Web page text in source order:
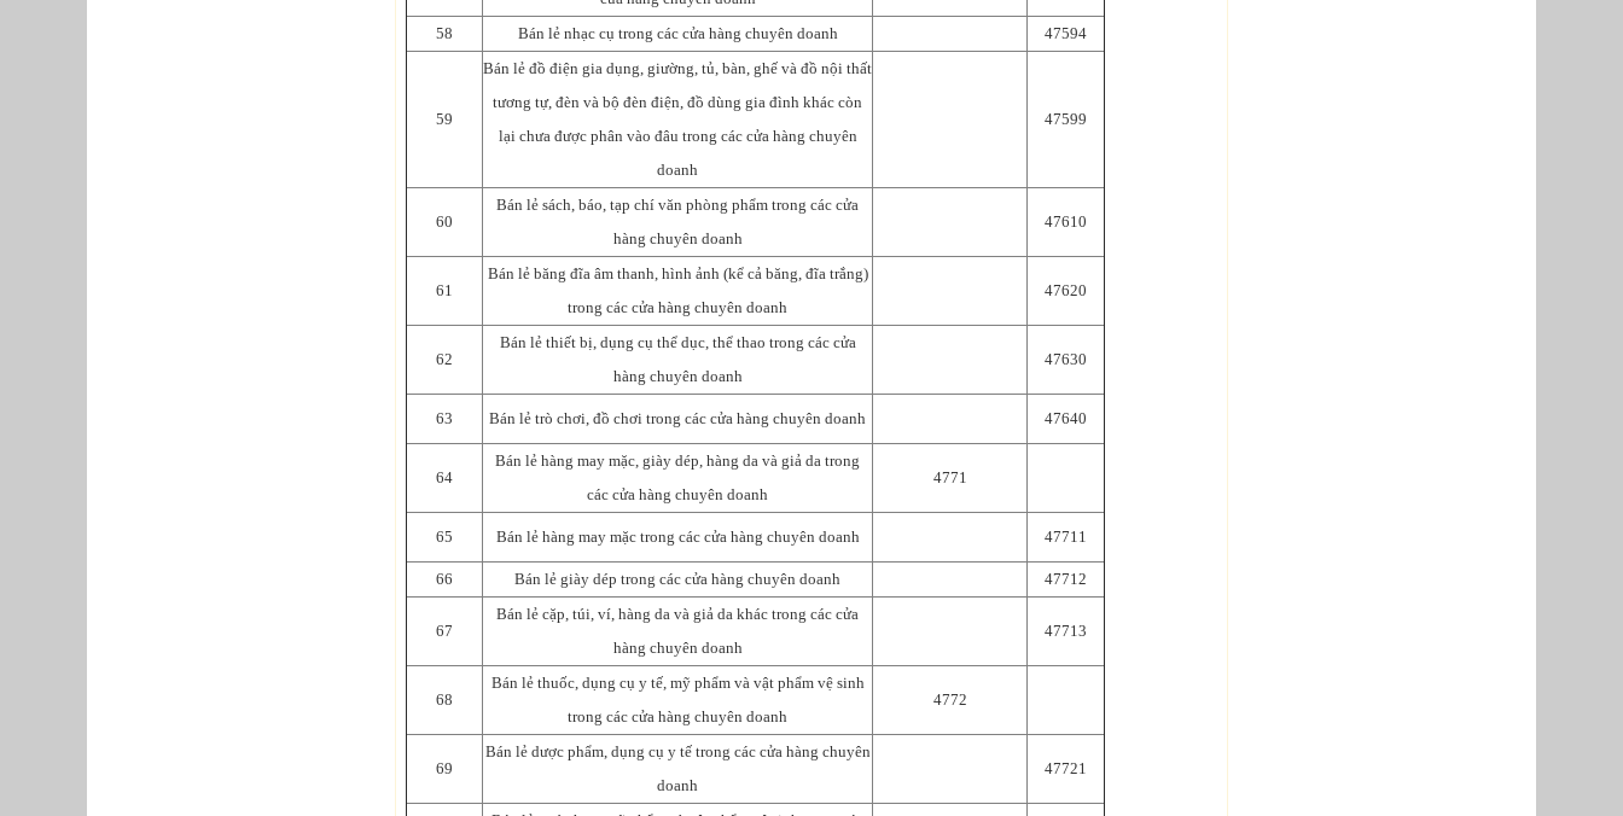
58 Bán lẻ nhạc cụ trong các cửa hàng chuyên doanh 47594
59
Bán lẻ đồ điện gia dụng, giường, tủ, bàn, ghế và đồ nội thất
tương tự, đèn và bộ đèn điện, đồ dùng gia đình khác còn
lại chưa được phân vào đâu trong các cửa hàng chuyên
doanh
47599
60
Bán lẻ sách, báo, tạp chí văn phòng phẩm trong các cửa
hàng chuyên doanh
47610
61
Bán lẻ băng đĩa âm thanh, hình ảnh (kể cả băng, đĩa trắng)
trong các cửa hàng chuyên doanh
47620
62
Bán lẻ thiết bị, dụng cụ thể dục, thể thao trong các cửa
hàng chuyên doanh
47630
63 Bán lẻ trò chơi, đồ chơi trong các cửa hàng chuyên doanh 47640
64
Bán lẻ hàng may mặc, giày dép, hàng da và giả da trong
các cửa hàng chuyên doanh
4771
65 Bán lẻ hàng may mặc trong các cửa hàng chuyên doanh 47711
66 Bán lẻ giày dép trong các cửa hàng chuyên doanh 47712
67
Bán lẻ cặp, túi, ví, hàng da và giả da khác trong các cửa
hàng chuyên doanh
47713
68
Bán lẻ thuốc, dụng cụ y tế, mỹ phẩm và vật phẩm vệ sinh
trong các cửa hàng chuyên doanh
4772
69
Bán lẻ dược phẩm, dụng cụ y tế trong các cửa hàng chuyên
doanh
47721